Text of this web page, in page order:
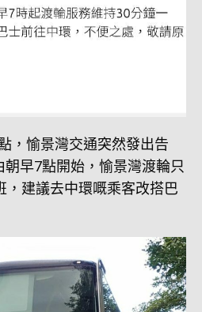
，愉景灣交通突然發出告
朝早7點開始，愉景灣渡輪只
，建議去中環嘅乘客改搭巴